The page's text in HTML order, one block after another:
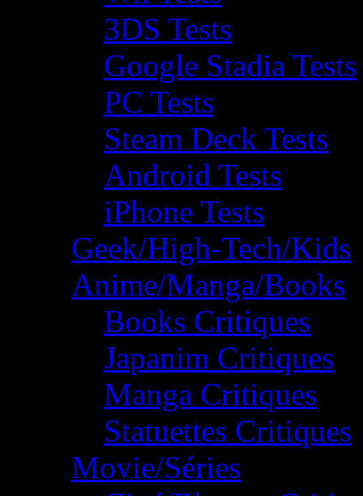
3DS Tests
Google Stadia Tests
PC Tests
Steam Deck Tests
Android Tests
iPhone Tests
Geek/High-Tech/Kids
Anime/Manga/Books
Books Critiques
Japanim Critiques
Manga Critiques
Statuettes Critiques
Movie/Séries